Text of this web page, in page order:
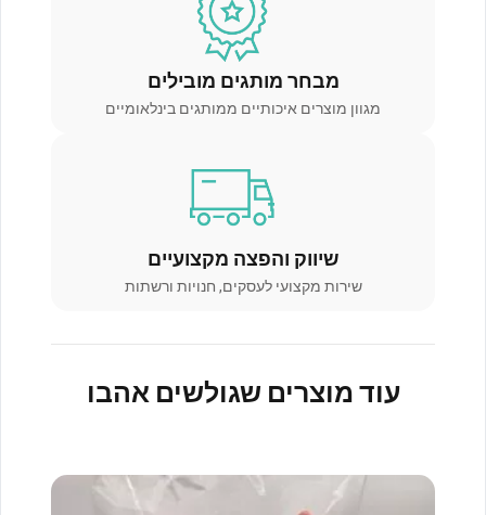
מבחר מותגים מובילים
מגוון מוצרים איכותיים ממותגים בינלאומיים
שיווק והפצה מקצועיים
שירות מקצועי לעסקים, חנויות ורשתות
עוד מוצרים שגולשים אהבו